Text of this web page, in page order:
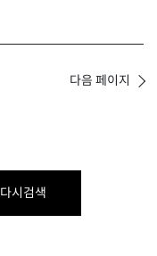
다음 페이지
다시검색